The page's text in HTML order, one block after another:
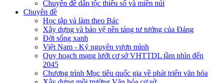
Chuyên đề dân tộc thiểu số và miền núi
Chuyên đề
Học tập và làm theo Bác
Xây dựng và bảo vệ nền tảng tư tưởng của Đảng
Đời sống xanh
Việt Nam - Kỷ nguyên vươn mình
Quy hoạch mạng lưới cơ sở VHTTDL tầm nhìn đến
2045
Chương trình Mục tiêu quốc gia về phát triển văn hóa